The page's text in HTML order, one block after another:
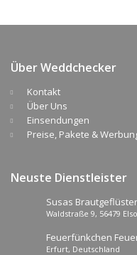
Über Weddchecker
Kontakt
Über Uns
Einsendungen
Preise, Pakete &
Neuste Dienstleister
Susas
nachhause!
Waldstraße 9, 56479
Feuerfünkchen
Erfurt, Deutschland